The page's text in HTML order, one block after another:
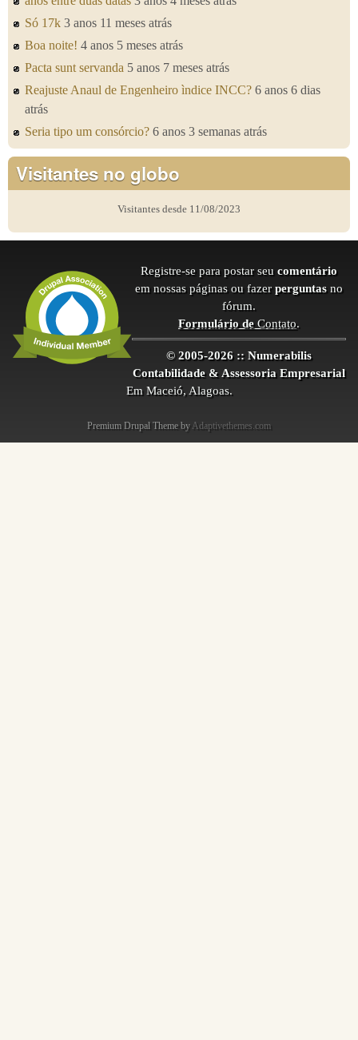
Só 17k 3 anos 11 meses atrás
Boa noite! 4 anos 5 meses atrás
Pacta sunt servanda 5 anos 7 meses atrás
Reajuste Anaul de Engenheiro ìndice INCC? 6 anos 6 dias
atrás
Seria tipo um consórcio? 6 anos 3 semanas atrás
Visitantes no globo
Visitantes desde 11/08/2023
Registre-se para postar seu comentário
em nossas páginas ou fazer perguntas no
fórum.
Formulário deContato.
© 2005-2026 :: Numerabilis
Contabilidade & Assessoria Empresarial
Em Maceió, Alagoas.
Premium Drupal Theme by Adaptivethemes.com